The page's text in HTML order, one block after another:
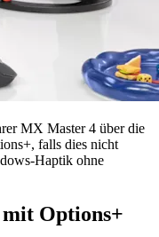
MX Master 4 über die
falls dies nicht
Haptik ohne
Options+